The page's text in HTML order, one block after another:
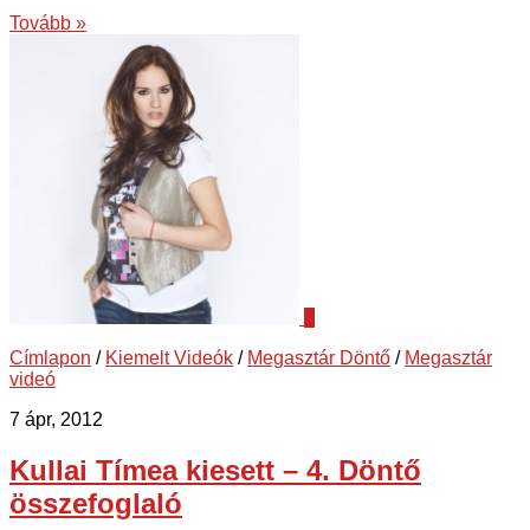
Tovább »
Címlapon / Kiemelt Videók / Megasztár Döntő / Megasztár
videó
7 ápr, 2012
Kullai Tímea kiesett – 4. Döntő
összefoglaló